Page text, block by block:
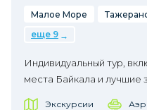
Малое Море
еще 9
Индивидуальный тур,
места Байкала и лучшие
Экскурсии